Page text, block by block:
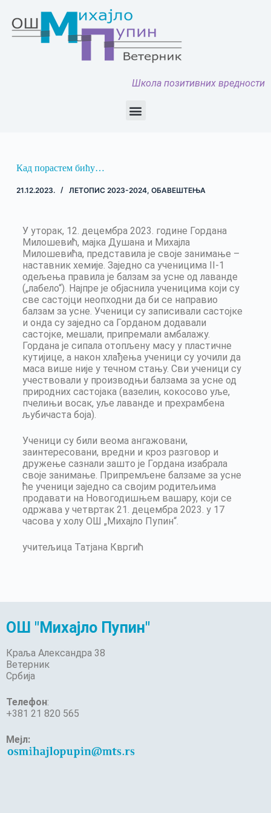
Школа позитивних вредности
Кад порастем бићу…
21.12.2023. ЛЕТОПИС 2023-2024, ОБАВЕШТЕЊА
У уторак, 12. децембра 2023. године Гордана
Милошевић, мајка Душана и Михајла
Милошевића, представила је своје занимање –
наставник хемије. Заједно са ученицима II-1
одељења правила је балзам за усне од лаванде
(„лабело“). Најпре је објаснила ученицима који су
све састојци неопходни да би се направио
балзам за усне. Ученици су записивали састојке
и онда су заједно са Горданом додавали
састојке, мешали, припремали амбалажу.
Гордана је сипала отопљену масу у пластичне
кутијице, а након хлађења ученици су уочили да
маса више није у течном стању. Сви ученици су
учествовали у производњи балзама за усне од
природних састојака (вазелин, кокосово уље,
пчелињи восак, уље лаванде и прехрамбена
љубичаста боја).
Ученици су били веома ангажовани,
заинтересовани, вредни и кроз разговор и
дружење сазнали зашто је Гордана изабрала
своје занимање. Припремљене балзаме за усне
ће ученици заједно са својим родитељима
продавати на Новогодишњем вашару, који се
одржава у четвртак 21. децембра 2023. у 17
часова у холу ОШ „Михајло Пупин“.
учитељица Татјана Квргић
ОШ "Михајло Пупин"
Краља Александра 38
Ветерник
Србија
Телефон:
+381 21 820 565
Мејл: